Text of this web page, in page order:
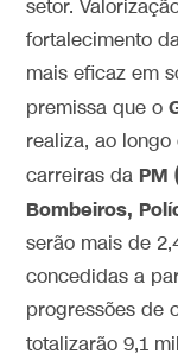
setor.
fortalecimento
mais eficaz em
premissa que o
realiza, ao
carreiras da PM
Bombeiros,
serão mais de
concedidas a
progressões de
totalizarão 9,1